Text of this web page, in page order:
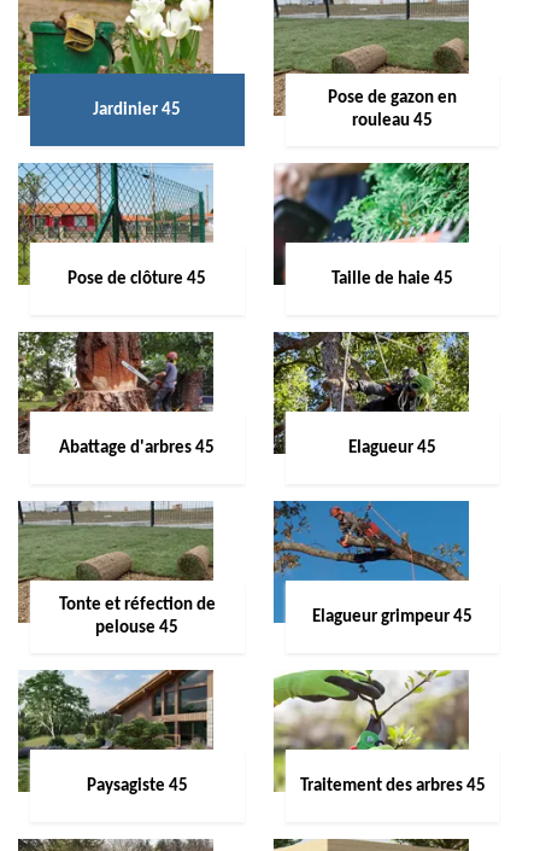
Jardinier 45
Pose de gazon en
rouleau 45
Pose de clôture 45 Taille de haie 45
Abattage d'arbres 45 Elagueur 45
Tonte et réfection de
pelouse 45
Elagueur grimpeur 45
Paysagiste 45 Traitement des arbres 45